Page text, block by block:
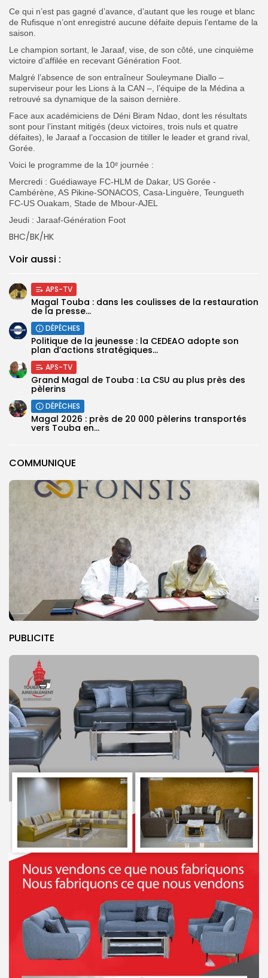
COMMUNIQUE
PUBLICITE
Ce qui n’est pas gagné d’avance, d’autant que les rouge et blanc
de Rufisque n’ont enregistré aucune défaite depuis l’entame de la
saison.
Le champion sortant, le Jaraaf, vise, de son côté, une cinquième
victoire d’affilée en recevant Génération Foot.
Malgré l’absence de son entraîneur Souleymane Diallo –
superviseur pour les Lions à la CAN –, l’équipe de la Médina a
retrouvé sa dynamique de la saison dernière.
Face aux académiciens de Déni Biram Ndao, dont les résultats
sont pour l’instant mitigés (deux victoires, trois nuls et quatre
défaites), le Jaraaf a l’occasion de titiller le leader et grand rival,
Gorée.
Voici le programme de la 10ᵉ journée :
Mercredi : Guédiawaye FC-HLM de Dakar, US Gorée -
Cambérène, AS Pikine-SONACOS, Casa-Linguère, Teungueth
FC-US Ouakam, Stade de Mbour-AJEL
Jeudi : Jaraaf-Génération Foot
BHC/BK/HK
Voir aussi :
APS-TV
Magal Touba : dans les coulisses de la restauration
de la presse...
DÉPÊCHES
Politique de la jeunesse : la CEDEAO adopte son
plan d’actions stratégiques...
APS-TV
Grand Magal de Touba : La CSU au plus près des
pèlerins
DÉPÊCHES
Magal 2026 : près de 20 000 pèlerins transportés
vers Touba en...